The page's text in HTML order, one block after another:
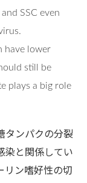
SSC even
have lower
still be
plays a big role
タンパクの分裂
染と関係してい
リン嗜好性の切